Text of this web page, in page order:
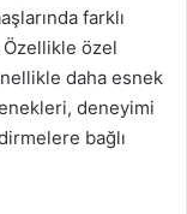
farklı
özel
daha esnek
deneyimi
bağlı